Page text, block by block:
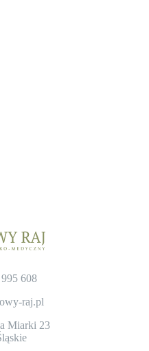
608
raj.pl
Miarki 23